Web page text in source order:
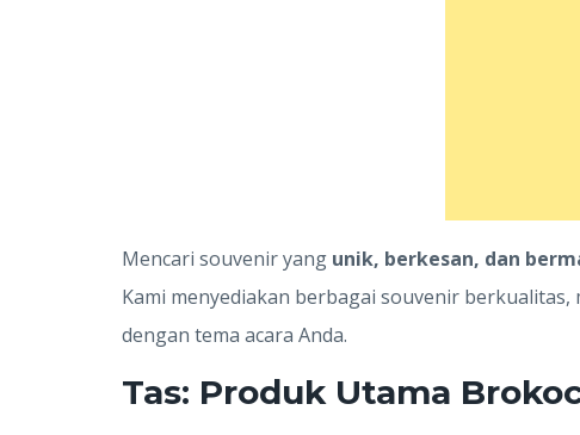
Mencari souvenir yang unik, berkesan, dan
Kami menyediakan berbagai souvenir
dengan tema acara Anda.
Tas: Produk Utama